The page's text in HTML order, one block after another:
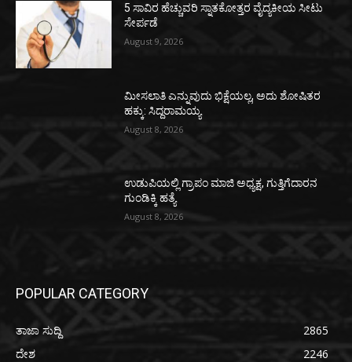
5 ಸಾವಿರ ಹೆಚ್ಚುವರಿ ಸ್ನಾತಕೋತ್ತರ ವೈದ್ಯಕೀಯ ಸೀಟು
ಸೇರ್ಪಡೆ
August 9, 2026
ಮೀಸಲಾತಿ ಎನ್ನುವುದು ಭಿಕ್ಷೆಯಲ್ಲ, ಅದು ಶೋಷಿತರ
ಹಕ್ಕು: ಸಿದ್ದರಾಮಯ್ಯ
August 8, 2026
ಉಡುಪಿಯಲ್ಲಿ ಗ್ರಾಪಂ ಮಾಜಿ ಅಧ್ಯಕ್ಷ, ಗುತ್ತಿಗೆದಾರನ
ಗುಂಡಿಕ್ಕಿ ಹತ್ಯೆ
August 8, 2026
POPULAR CATEGORY
ತಾಜಾ ಸುದ್ದಿ
2865
ದೇಶ
2246